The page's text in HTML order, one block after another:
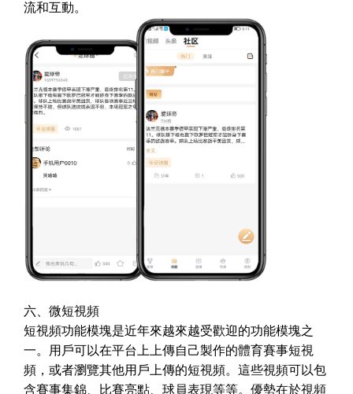
流和互動。
六、微短視頻
短視頻功能模塊是近年來越來越受歡迎的功能模塊之
一。用戶可以在平台上上傳自己製作的體育賽事短視
頻，或者瀏覽其他用戶上傳的短視頻。這些視頻可以包
含賽事集錦、比賽亮點、球員表現等等。優勢在於視頻